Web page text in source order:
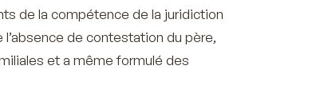
de la compétence de la juridiction
de contestation du père,
et a même formulé des